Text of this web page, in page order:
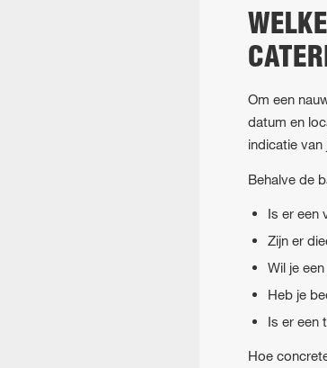
Om een
datum en
indicatie
Behalve de
Is er een
Zijn er
Wil je
Heb je
Is er een
Hoe